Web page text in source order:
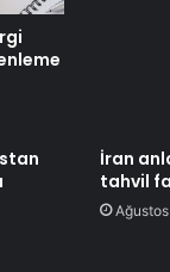
İran
tahvil